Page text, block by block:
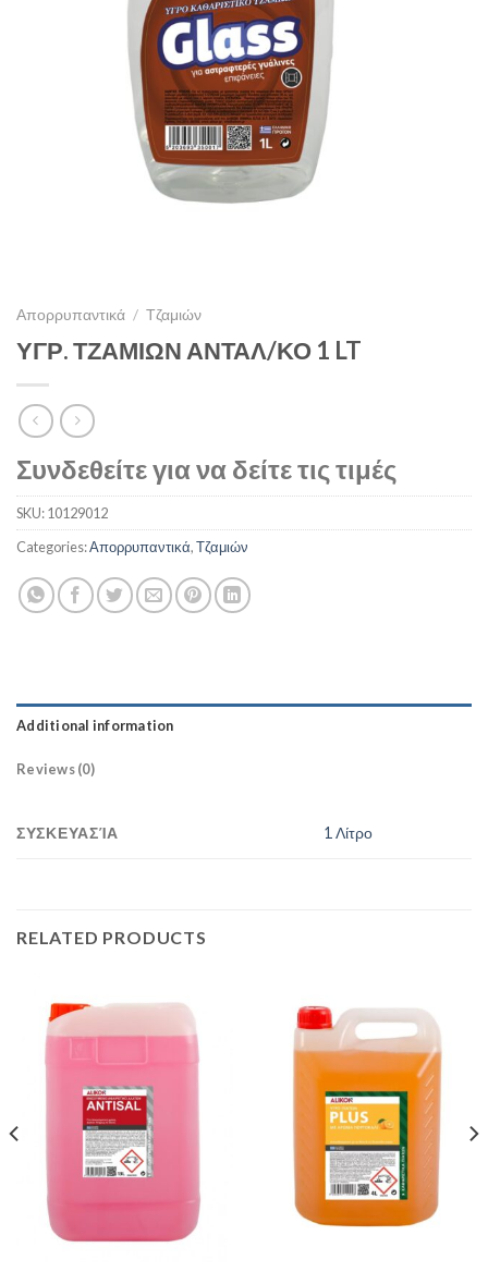
Απορρυπαντικά / Τζαμιών
ΥΓΡ. ΤΖΑΜΙΩΝ ΑΝΤΑΛ/ΚΟ 1 LT
Συνδεθείτε για να δείτε τις τιμές
SKU:10129012
Categories:Απορρυπαντικά,Τζαμιών
Additional information
Reviews (0)
ΣΥΣΚΕΥΑΣΊΑ 1 Λίτρο
RELATED PRODUCTS